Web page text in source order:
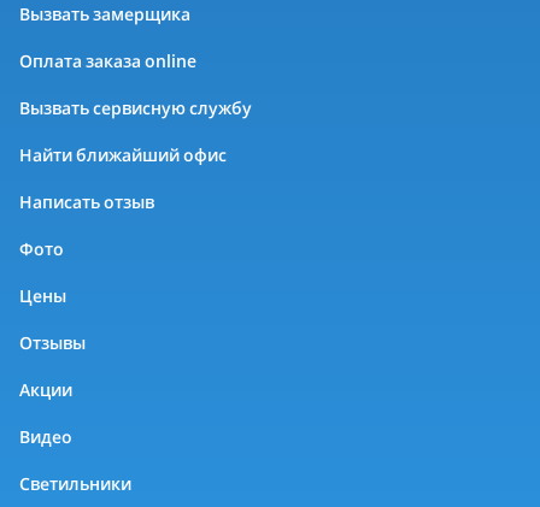
Вызвать замерщика
Оплата заказа online
Вызвать сервисную службу
Найти ближайший офис
Написать отзыв
Фото
Цены
Отзывы
Акции
Видео
Светильники